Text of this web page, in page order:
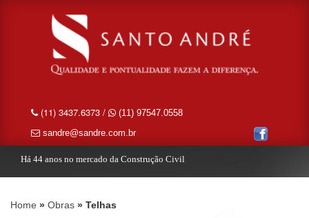
(11) 3437.6373 /
(11) 97547.0558
sandre@sandre.com.br
Há 44 anos no mercado da Construção Civil
Home Obras Telhas